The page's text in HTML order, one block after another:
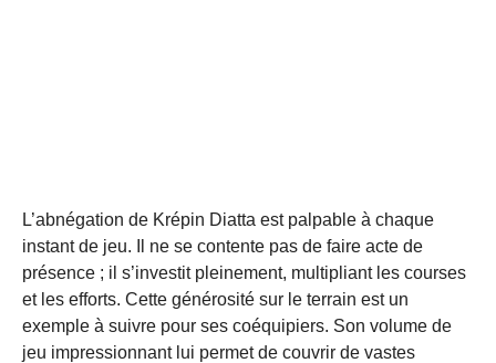
L’abnégation de Krépin Diatta est palpable à chaque
instant de jeu. Il ne se contente pas de faire acte de
présence ; il s’investit pleinement, multipliant les courses
et les efforts. Cette générosité sur le terrain est un
exemple à suivre pour ses coéquipiers. Son volume de
jeu impressionnant lui permet de couvrir de vastes